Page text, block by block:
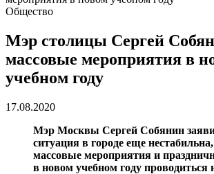
Общество
Мэр столицы Сергей
массовые мероприятия в
учебном году
17.08.2020
Мэр Москвы Сергей Собянин
ситуация в городе еще
массовые мероприятия и
в новом учебном году проводиться